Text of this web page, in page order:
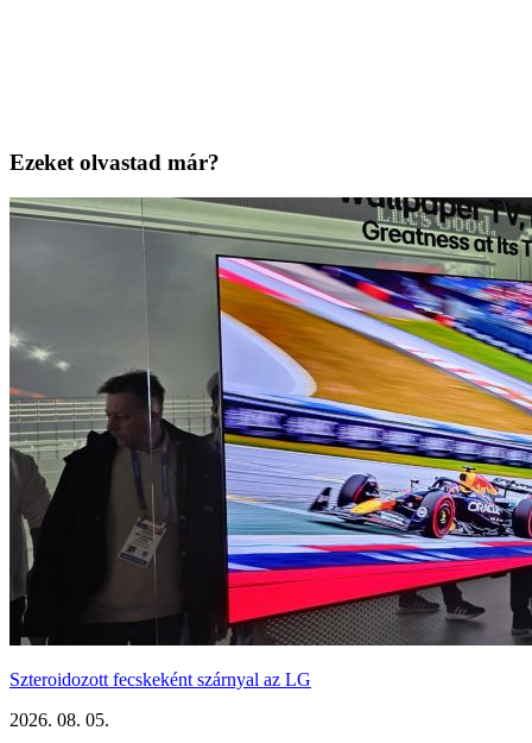
Ezeket olvastad már?
Szteroidozott fecskeként szárnyal az LG
2026. 08. 05.